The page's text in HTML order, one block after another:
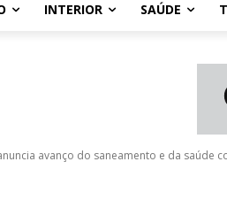
INTERIOR SAÚDE
avanço do saneamento e da saúde